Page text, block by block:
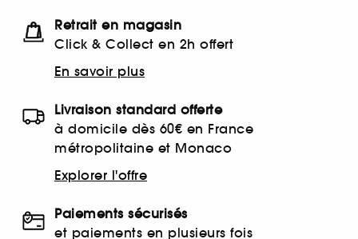
Retrait en magasin
Click & Collect en 2h offert
En savoir plus
Livraison standard offerte
à domicile dès 60€ en France
métropolitaine et Monaco
Explorer l'offre
Paiements sécurisés
et paiements en plusieurs fois